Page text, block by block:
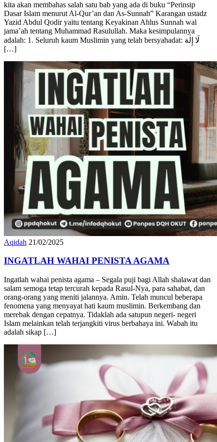
kita akan membahas salah satu bab yang ada di buku “Perinsip
Dasar Islam menurut Al-Qur’an dan As-Sunnah” Karangan ustadz
Yazid Abdul Qodir yaitu tentang Keyakinan Ahlus Sunnah wal
jama’ah tentang Muhammad Rasulullah. Maka kesimpulannya
adalah: 1. Seluruh kaum Muslimin yang telah bersyahadat: لَا إِلٰهَ
[…]
Aqidah 21/02/2025
INGATLAH WAHAI PENISTA AGAMA
Ingatlah wahai penista agama – Segala puji bagi Allah shalawat dan
salam semoga tetap tercurah kepada Rasul-Nya, para sahabat, dan
orang-orang yang meniti jalannya. Amin. Telah muncul beberapa
fenomena yang menyayat hati kaum muslimin. Berkembang dan
merebak dengan cepatnya. Tidaklah ada satupun negeri- negeri
Islam melainkan telah terjangkiti virus berbahaya ini. Wabah itu
adalah sikap […]